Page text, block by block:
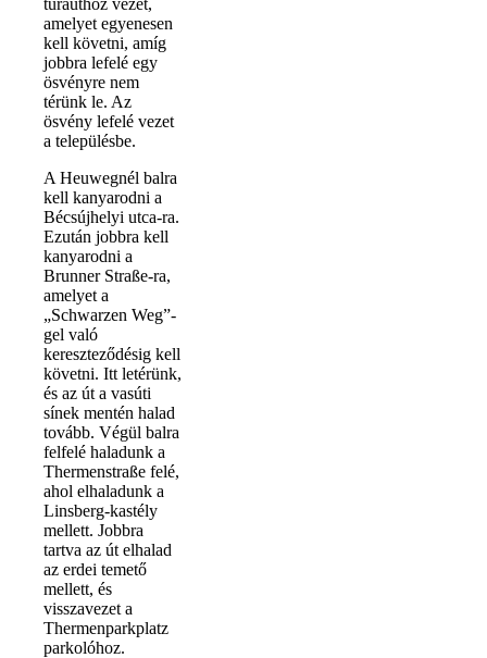
amelyet egyenesen
kell követni, amíg
jobbra lefelé egy
ösvényre nem
térünk le. Az
ösvény lefelé vezet
a településbe.
A Heuwegnél balra
kell kanyarodni a
Bécsújhelyi utca-ra.
Ezután jobbra kell
kanyarodni a
Brunner Straße-ra,
amelyet a
„Schwarzen Weg”-
gel való
kereszteződésig kell
követni. Itt letérünk,
és az út a vasúti
sínek mentén halad
tovább. Végül balra
felfelé haladunk a
Thermenstraße felé,
ahol elhaladunk a
Linsberg-kastély
mellett. Jobbra
tartva az út elhalad
az erdei temető
mellett, és
visszavezet a
Thermenparkplatz
parkolóhoz.